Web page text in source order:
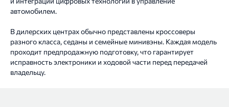
автомобилем.
В дилерских центрах обычно представлены кроссоверы
разного класса, седаны и семейные минивэны. Каждая модель
проходит предпродажную подготовку, что гарантирует
исправность электроники и ходовой части перед передачей
владельцу.